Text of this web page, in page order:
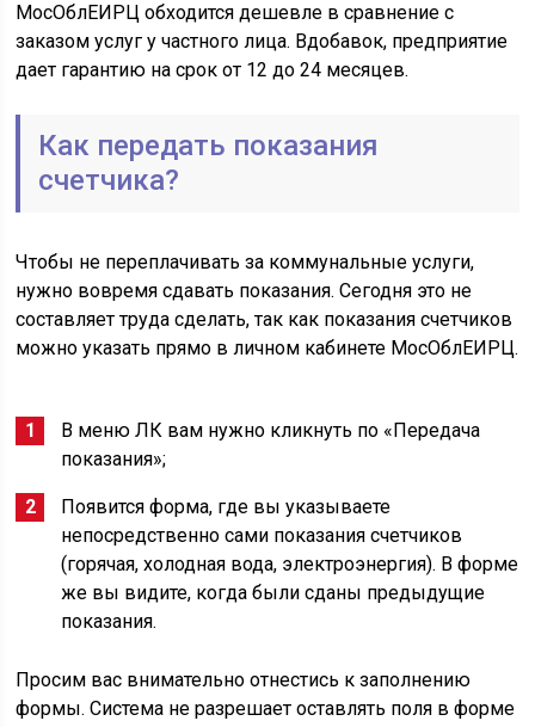
MocOблEИPЦ обходится дешевле в сравнение с
заказом услуг у частного лица. Вдобавок, предприятие
дает гарантию на срок от 12 до 24 месяцев.
Как передать показания
счетчика?
Чтобы не переплачивать за коммунальные услуги,
нужно вовремя сдавать показания. Сегодня это не
составляет труда сделать, так как показания счетчиков
можно указать прямо в личном кабинете MocOблEИPЦ.
В меню ЛК вам нужно кликнуть по «Передача
показания»;
Появится форма, где вы указываете
непосредственно сами показания счетчиков
(горячая, холодная вода, электроэнергия). В форме
же вы видите, когда были сданы предыдущие
показания.
Просим вас внимательно отнестись к заполнению
формы. Система не разрешает оставлять поля в форме